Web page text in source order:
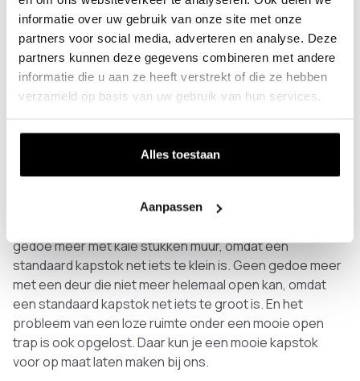
informatie over uw gebruik van onze site met onze
partners voor social media, adverteren en analyse. Deze
partners kunnen deze gegevens combineren met andere
informatie die u aan ze heeft verstrekt of die ze hebben
verzameld op basis van uw gebruik van hun services.
Alles toestaan
Aanpassen
gewone woonwinkel?
Het grote verschil met de kapstokken van Colorhanger
en andere kapstokken is dat onze kapstokken worden
gemaakt van RVS, roestvrijstaal. Dit is een duurzaam en
zeer onderhoudsvriendelijk materiaal dat veel gewicht
fijn structuur poedercoating. Dit geeft je kapstok nog
meer uitstraling én biedt een extra beschermlaag tegen
vuil en krasjes.
Ook heb je bij ons de mogelijkheid om de kapstok op
gedoe meer met kale stukken muur, omdat een
standaard kapstok net iets te klein is. Geen gedoe meer
met een deur die niet meer helemaal open kan, omdat
een standaard kapstok net iets te groot is. En het
probleem van een loze ruimte onder een mooie open
trap is ook opgelost. Daar kun je een mooie kapstok
voor op maat laten maken bij ons.